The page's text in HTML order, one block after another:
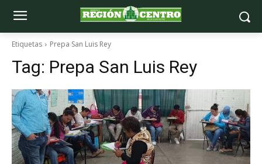
Etiquetas Prepa San Luis Rey
Tag: Prepa San Luis Rey